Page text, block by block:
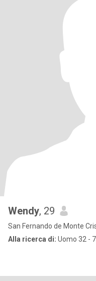
Wendy, 29
San Fernando de Monte
Alla ricerca di: Uomo 32 -